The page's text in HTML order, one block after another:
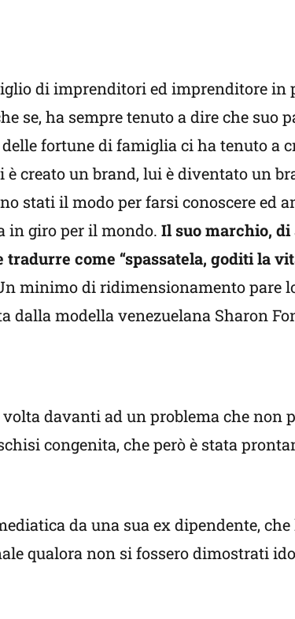
di imprenditori ed imprenditore in
se, ha sempre tenuto a dire che suo
fortune di famiglia ci ha tenuto a
creato un brand, lui è diventato un
stati il modo per farsi conoscere ed
in giro per il mondo. Il suo marchio,
come “spassatela, goditi la
minimo di ridimensionamento pare
dalla modella venezuelana Sharon
davanti ad un problema che non
congenita, che però è stata
da una sua ex dipendente,
qualora non si fossero dimostrati